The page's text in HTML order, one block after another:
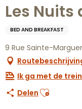
Les
BED AND BREAKFAST
9 Rue Sainte-
Ik ga met de
Delen Ajouter aux